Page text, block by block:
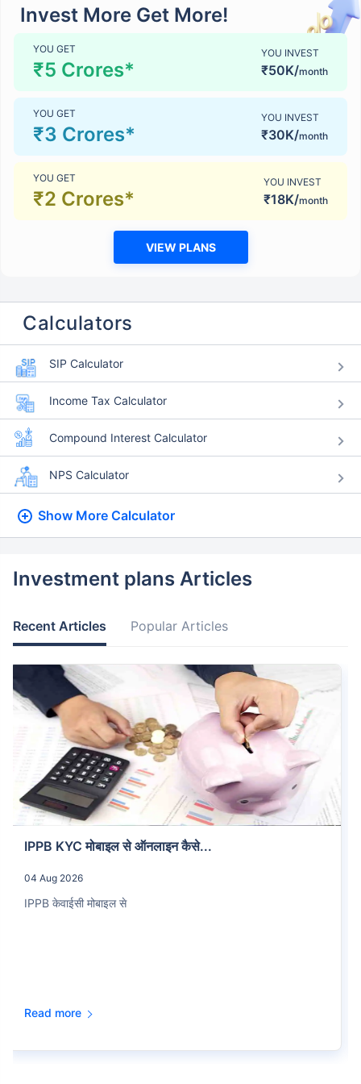
Invest More Get More!
YOU GET
₹5 Crores*
YOU INVEST
₹50K/month
YOU GET
₹3 Crores*
YOU INVEST
₹30K/month
YOU GET
₹2 Crores*
YOU INVEST
₹18K/month
VIEW PLANS
Calculators
SIP Calculator
Income Tax Calculator
Compound Interest Calculator
NPS Calculator
Show More Calculator
Investment plans Articles
Recent Articles Popular Articles
IPPB KYC मोबाइल से ऑनलाइन कैसे...
04 Aug 2026
IPPB केवाईसी मोबाइल से
Read more